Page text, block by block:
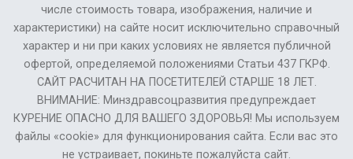
числе стоимость товара, изображения, наличие и
характеристики) на сайте носит исключительно справочный
характер и ни при каких условиях не является публичной
офертой, определяемой положениями Статьи 437 ГКРФ.
САЙТ РАСЧИТАН НА ПОСЕТИТЕЛЕЙ СТАРШЕ 18 ЛЕТ.
ВНИМАНИЕ: Минздравсоцразвития предупреждает
КУРЕНИЕ ОПАСНО ДЛЯ ВАШЕГО ЗДОРОВЬЯ! Мы используем
файлы «cookie» для функционирования сайта. Если вас это
не устраивает, покиньте пожалуйста сайт.